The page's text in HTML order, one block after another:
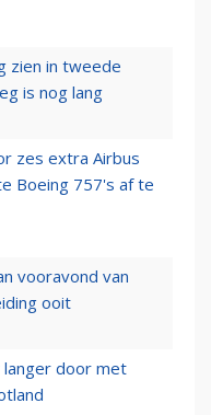
zien in tweede
is nog lang
zes extra Airbus
Boeing 757's af te
vooravond van
ooit
langer door met